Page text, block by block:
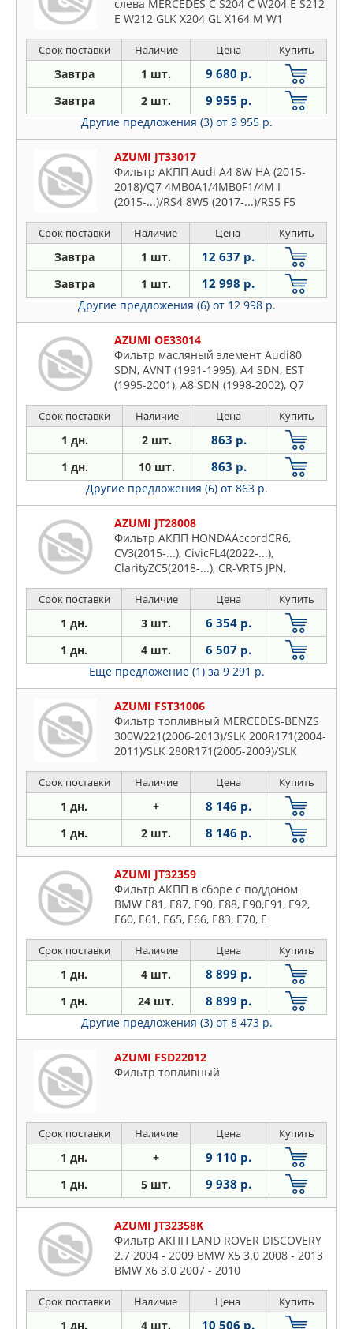
слева MERCEDES C S204 C W204 E S212
E W212 GLK X204 GL X164 M W1
Срок поставки Наличие Цена Купить
Завтра 1 шт. 9 680 р.
Завтра 2 шт. 9 955 р.
Другие предложения (3) от 9 955 р.
AZUMI JT33017
Фильтр АКПП Audi A4 8W HA (2015-
2018)/Q7 4MB0A1/4MB0F1/4M I
(2015-...)/RS4 8W5 (2017-...)/RS5 F5
CR74RJ/CR7/CR74MJ/CR7 3J (2017-...)
Срок поставки Наличие Цена Купить
Завтра 1 шт. 12 637 р.
Завтра 1 шт. 12 998 р.
Другие предложения (6) от 12 998 р.
AZUMI OE33014
Фильтр масляный элемент Audi80
SDN, AVNT (1991-1995), A4 SDN, EST
(1995-2001), A8 SDN (1998-2002), Q7
2000), JeepGrand Cherokee WG (1999-
2001), MercedesV 280 638 (1997-2003),
PorscheCayenne 955, 957 (2003-2010)
Срок поставки Наличие Цена Купить
1 дн. 2 шт. 863 р.
1 дн. 10 шт. 863 р.
Другие предложения (6) от 863 р.
AZUMI JT28008
Фильтр АКПП HONDAAccordCR6,
CV3(2015-...), CivicFL4(2022-...),
ClarityZC5(2018-...), CR-VRT5 JPN,
OdysseyRC4 JPN(2016-...), StepwgnRP8
JPN, RP8 KU RHD(2022-...), Stepwgn
SpadaRP5(2017-2021), ZR-VRZ4 JP, RZ6 JP
Срок поставки Наличие Цена Купить
1 дн. 3 шт. 6 354 р.
1 дн. 4 шт. 6 507 р.
Еще предложение (1) за 9 291 р.
AZUMI FST31006
Фильтр топливный MERCEDES-BENZS
300W221(2006-2013)/SLK 200R171(2004-
2011)/SLK 280R171(2005-2009)/SLK
AMGR171(2004-2011)
Срок поставки Наличие Цена Купить
1 дн. + 8 146 р.
1 дн. 2 шт. 8 146 р.
AZUMI JT32359
Фильтр АКПП в сборе с поддоном
BMW E81, E87, E90, E88, E90,E91, E92,
E60, E61, E65, E66, E83, E70, E
Срок поставки Наличие Цена Купить
1 дн. 4 шт. 8 899 р.
1 дн. 24 шт. 8 899 р.
Другие предложения (3) от 8 473 р.
AZUMI FSD22012
Фильтр топливный
Срок поставки Наличие Цена Купить
1 дн. + 9 110 р.
1 дн. 5 шт. 9 938 р.
AZUMI JT32358K
Фильтр АКПП LAND ROVER DISCOVERY
2.7 2004 - 2009 BMW X5 3.0 2008 - 2013
BMW X6 3.0 2007 - 2010
Срок поставки Наличие Цена Купить
1 дн. 4 шт. 10 506 р.